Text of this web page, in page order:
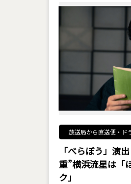
放送局から直送便・ド
「べらぼう」演
重”横浜流星は「
ク」